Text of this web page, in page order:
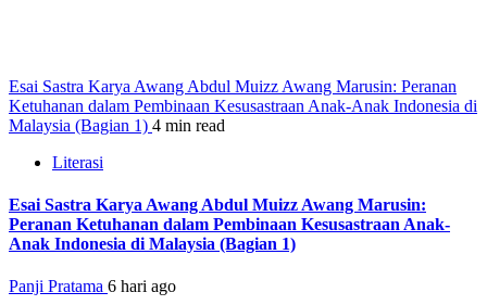
Esai Sastra Karya Awang Abdul Muizz Awang Marusin: Peranan
Ketuhanan dalam Pembinaan Kesusastraan Anak-Anak Indonesia di
Malaysia (Bagian 1) 4 min read
Literasi
Esai Sastra Karya Awang Abdul Muizz Awang Marusin:
Peranan Ketuhanan dalam Pembinaan Kesusastraan Anak-
Anak Indonesia di Malaysia (Bagian 1)
Panji Pratama 6 hari ago